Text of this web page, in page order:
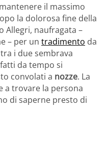
il massimo
la dolorosa fine della
Allegri, naufragata –
– per un tradimento da
i due sembrava
da tempo si
convolati a nozze. La
a trovare la persona
di saperne presto di